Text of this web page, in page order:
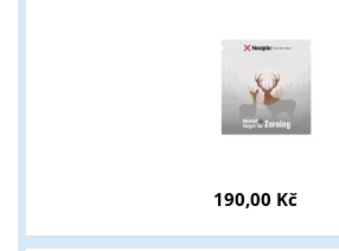
190,00 Kč